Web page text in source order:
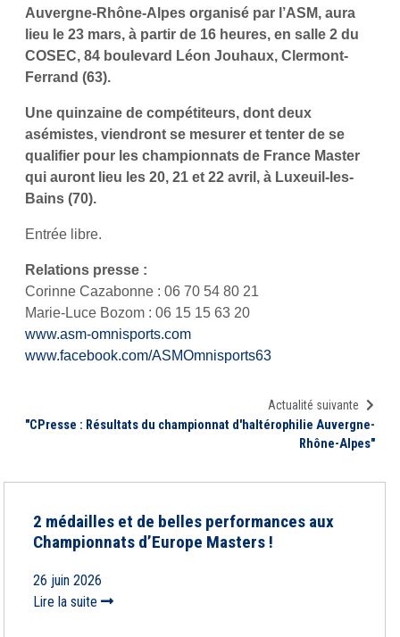
Auvergne-Rhône-Alpes organisé par l’ASM, aura
lieu le 23 mars, à partir de 16 heures, en salle 2 du
COSEC, 84 boulevard Léon Jouhaux, Clermont-
Ferrand (63).
Une quinzaine de compétiteurs, dont deux
asémistes, viendront se mesurer et tenter de se
qualifier pour les championnats de France Master
qui auront lieu les 20, 21 et 22 avril, à Luxeuil-les-
Bains (70).
Entrée libre.
Relations presse :
Corinne Cazabonne : 06 70 54 80 21
Marie-Luce Bozom : 06 15 15 63 20
www.asm-omnisports.com
www.facebook.com/ASMOmnisports63
Actualité suivante
"CPresse : Résultats du championnat d'haltérophilie Auvergne-
Rhône-Alpes"
2 médailles et de belles performances aux
Championnats d’Europe Masters !
26 juin 2026
Lire la suite